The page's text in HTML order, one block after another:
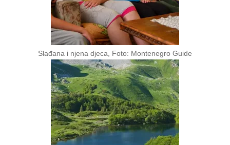
Slađana i njena djeca, Foto: Montenegro Guide